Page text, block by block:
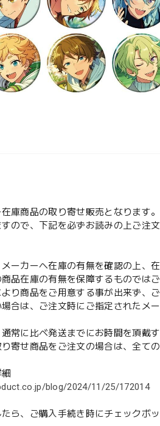
庫商品の取り寄せ販売となります。
ので、下記を必ずお読みの上ご注文
ーカーへ在庫の有無を確認の上、
品在庫の有無を保障するものではご
り商品をご用意する事が出来ず、
合は、ご注文時にご指定されたメ
常に比べ発送までにお時間を頂戴
寄せ商品をご注文の場合は、全て
blog/2024/11/25/172014
ら、ご購入手続き時にチェックボ